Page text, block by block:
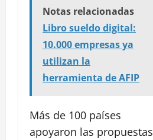
Notas relacionadas
Libro sueldo digital:
10.000 empresas ya
utilizan la
herramienta de AFIP
Más de 100 países
apoyaron las propuestas